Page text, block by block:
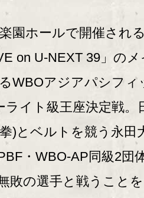
園ホールで開催され
on U-NEXT 39」の
WBOアジアパシフィ
ライト級王座決定戦。
)とベルトを競う永田
・WBO-AP同級2団
敗の選手と戦うこと